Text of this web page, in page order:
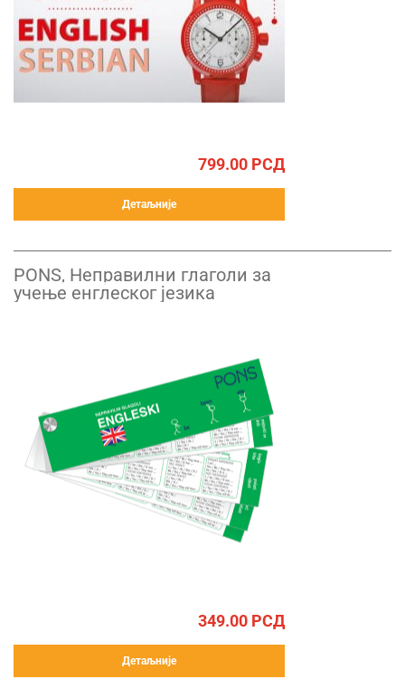
799.00 РСД
Детаљније
PONS, Неправилни глаголи за
учење енглеског језика
349.00 РСД
Детаљније